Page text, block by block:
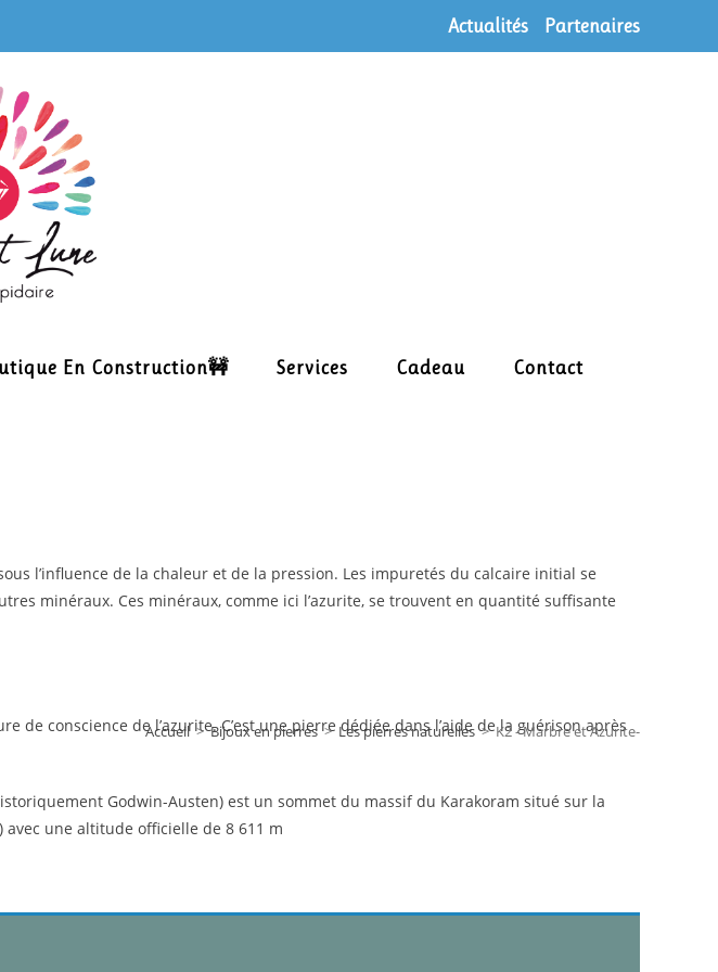
Actualités Partenaires
En Construction🚧 Services Cadeau Contact
Accueil > Bijoux en pierres > Les pierres naturelles > K2 - Marbre et Azurite-
l’influence de la chaleur et de la pression. Les impuretés du calcaire initial se
minéraux. Ces minéraux, comme ici l’azurite, se trouvent en quantité suffisante
de conscience de l’azurite. C’est une pierre dédiée dans l’aide de la guérison après
Godwin-Austen) est un sommet du massif du Karakoram situé sur la
avec une altitude officielle de 8 611 m